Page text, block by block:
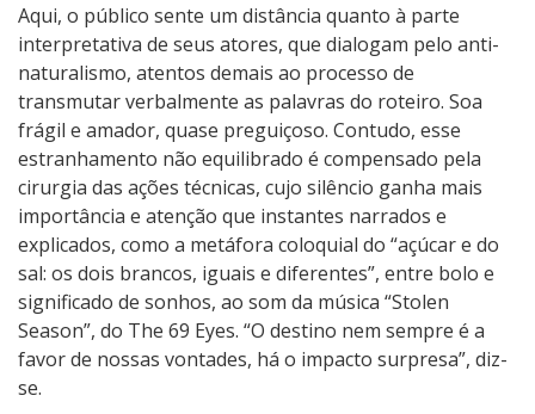
Aqui, o público sente um distância quanto à parte
interpretativa de seus atores, que dialogam pelo anti-
naturalismo, atentos demais ao processo de
transmutar verbalmente as palavras do roteiro. Soa
frágil e amador, quase preguiçoso. Contudo, esse
estranhamento não equilibrado é compensado pela
cirurgia das ações técnicas, cujo silêncio ganha mais
importância e atenção que instantes narrados e
explicados, como a metáfora coloquial do “açúcar e do
sal: os dois brancos, iguais e diferentes”, entre bolo e
significado de sonhos, ao som da música “Stolen
Season”, do The 69 Eyes. “O destino nem sempre é a
favor de nossas vontades, há o impacto surpresa”, diz-
se.